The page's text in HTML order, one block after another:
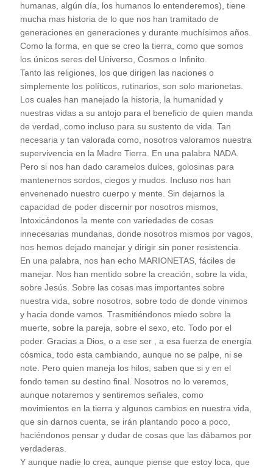
humanas, algún día, los humanos lo entenderemos), tiene
mucha mas historia de lo que nos han tramitado de
generaciones en generaciones y durante muchísimos años.
Como la forma, en que se creo la tierra, como que somos
los únicos seres del Universo, Cosmos o Infinito.
Tanto las religiones, los que dirigen las naciones o
simplemente los políticos, rutinarios, son solo marionetas.
Los cuales han manejado la historia, la humanidad y
nuestras vidas a su antojo para el beneficio de quien manda
de verdad, como incluso para su sustento de vida. Tan
necesaria y tan valorada como, nosotros valoramos nuestra
supervivencia en la Madre Tierra. En una palabra NADA.
Pero si nos han dado caramelos dulces, golosinas para
mantenernos sordos, ciegos y mudos. Incluso nos han
envenenado nuestro cuerpo y mente. Sin dejarnos la
capacidad de poder discernir por nosotros mismos,
Intoxicándonos la mente con variedades de cosas
innecesarias mundanas, donde nosotros mismos por vagos,
nos hemos dejado manejar y dirigir sin poner resistencia.
En una palabra, nos han echo MARIONETAS, fáciles de
manejar. Nos han mentido sobre la creación, sobre la vida,
sobre Jesús. Sobre las cosas mas importantes sobre
nuestra vida, sobre nosotros, sobre todo de donde vinimos
y hacia donde vamos. Trasmitiéndonos miedo sobre la
muerte, sobre la pareja, sobre el sexo, etc. Todo por el
poder. Gracias a Dios, o a ese ser , a esa fuerza de energía
cósmica, todo esta cambiando, aunque no se palpe, ni se
note. Pero quien maneja los hilos, saben que si y en el
fondo temen su destino final. Nosotros no lo veremos,
aunque notaremos y sentiremos señales, como
movimientos en la tierra y algunos cambios en nuestra vida,
que sin darnos cuenta, se irán plantando poco a poco,
haciéndonos pensar y dudar de cosas que las dábamos por
verdaderas.
Y aunque nadie lo crea, aunque piense que estoy loca, que